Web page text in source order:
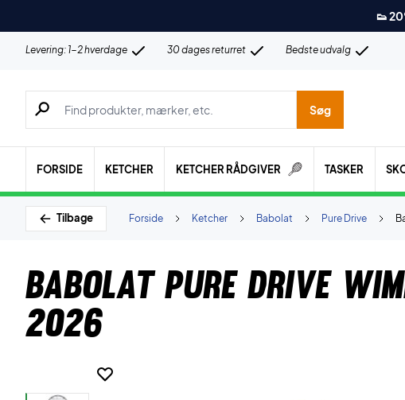
👟
Levering: 1-2 hverdage 30 dages returret Bedste udvalg
Søg efter produkter, mærker etc.
Søg
FORSIDE KETCHER KETCHER RÅDGIVER TASKER
Tilbage Pure Drive
Babolat
Ketcher
Forside
Babolat Pure Drive
2026